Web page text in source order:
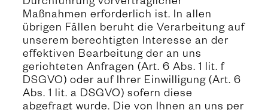
Durchführung vorvertraglicher
Maßnahmen erforderlich ist. In allen
übrigen Fällen beruht die Verarbeitung auf
unserem berechtigten Interesse an der
effektiven Bearbeitung der an uns
gerichteten Anfragen (Art. 6 Abs. 1 lit. f
DSGVO) oder auf Ihrer Einwilligung (Art. 6
Abs. 1 lit. a DSGVO) sofern diese